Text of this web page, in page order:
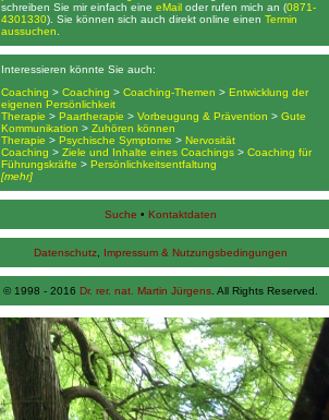
schreiben Sie mir einfach eine eMail oder rufen mich an (0871-
4301330). Sie können sich auch direkt online einen Termin
aussuchen.
Interessieren könnte Sie auch:
Coaching > Coaching > Coaching-Themen > Entwicklung der
eigenen Persönlichkeit
Therapie > Paartherapie > Vorbeugung & Prävention > Gute
Kommunikation > Zuhören können
Therapie > Psychische Symptome > Nervosität
Coaching > Ziele und Inhalte eines Coachings > Coaching für
Führungskräfte > Persönlichkeitsentfaltung
[mehr]
Suche • Kontaktdaten
Datenschutz Impressum & Nutzungsbedingungen
© 1998 - 2016 Dr. rer. nat. Martin Jürgens . All Rights Reserved.